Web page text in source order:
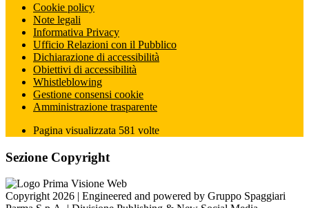
Cookie policy
Note legali
Informativa Privacy
Ufficio Relazioni con il Pubblico
Dichiarazione di accessibilità
Obiettivi di accessibilità
Whistleblowing
Gestione consensi cookie
Amministrazione trasparente
Pagina visualizzata 581 volte
Sezione Copyright
Copyright 2026 | Engineered and powered by Gruppo Spaggiari